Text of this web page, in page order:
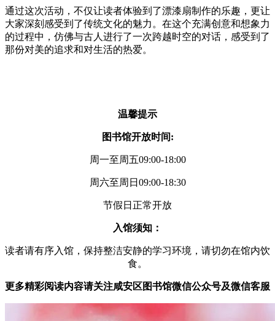
通过这次活动，不仅让读者体验到了漂漆扇制作的乐趣，更让
大家深刻感受到了传统文化的魅力。在这个充满创意和想象力
的过程中，仿佛与古人进行了一次跨越时空的对话，感受到了
那份对美的追求和对生活的热爱。
温馨提示
图书馆开放时间:
周一至周五09:00-18:00
周六至周日09:00-18:30
节假日正常开放
入馆须知：
读者请有序入馆，保持整洁安静的学习环境，请切勿在馆内饮
食。
更多精彩阅读内容请关注咸安区图书馆微信公众号及微信客服